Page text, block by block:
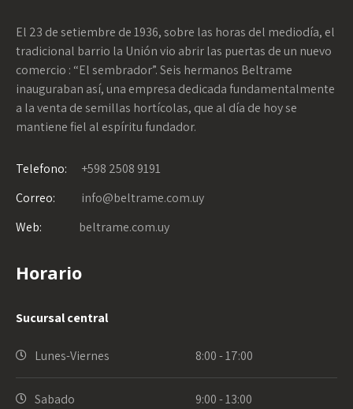
El 23 de setiembre de 1936, sobre las horas del mediodía, el
tradicional barrio la Unión vio abrir las puertas de un nuevo
comercio : “El sembrador”. Seis hermanos Beltrame
inauguraban así, una empresa dedicada fundamentalmente
a la venta de semillas hortícolas, que al día de hoy se
mantiene fiel al espíritu fundador.
Telefono:
+598 2508 9191
Correo:
info@beltrame.com.uy
Web:
beltrame.com.uy
Horario
Sucursal central
Lunes-Viernes 8:00 - 17:00
Sabado 9:00 - 13:00